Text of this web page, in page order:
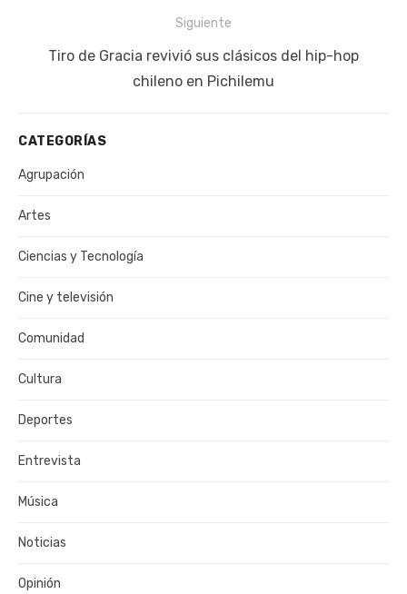
Siguiente
Siguiente
Tiro de Gracia revivió sus clásicos del hip-hop
chileno en Pichilemu
CATEGORÍAS
Agrupación
Artes
Ciencias y Tecnología
Cine y televisión
Comunidad
Cultura
Deportes
Entrevista
Música
Noticias
Opinión